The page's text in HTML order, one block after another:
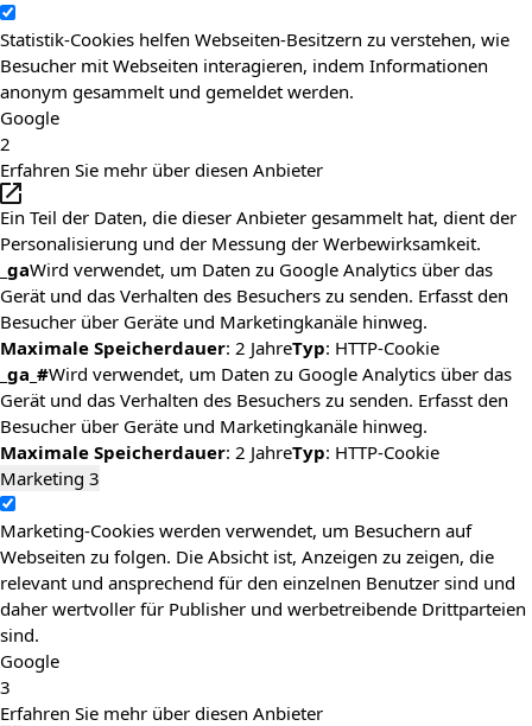
Statistik-Cookies helfen Webseiten-Besitzern zu verstehen, wie
Besucher mit Webseiten interagieren, indem Informationen
anonym gesammelt und gemeldet werden.
Google
2
Erfahren Sie mehr über diesen Anbieter
Ein Teil der Daten, die dieser Anbieter gesammelt hat, dient der
Personalisierung und der Messung der Werbewirksamkeit.
_gaWird verwendet, um Daten zu Google Analytics über das
Gerät und das Verhalten des Besuchers zu senden. Erfasst den
Besucher über Geräte und Marketingkanäle hinweg.
Maximale Speicherdauer: 2 JahreTyp: HTTP-Cookie
_ga_#Wird verwendet, um Daten zu Google Analytics über das
Gerät und das Verhalten des Besuchers zu senden. Erfasst den
Besucher über Geräte und Marketingkanäle hinweg.
Maximale Speicherdauer: 2 JahreTyp: HTTP-Cookie
Marketing 3
Marketing-Cookies werden verwendet, um Besuchern auf
Webseiten zu folgen. Die Absicht ist, Anzeigen zu zeigen, die
relevant und ansprechend für den einzelnen Benutzer sind und
daher wertvoller für Publisher und werbetreibende Drittparteien
sind.
Google
3
Erfahren Sie mehr über diesen Anbieter